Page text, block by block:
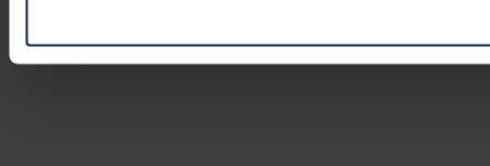
pueden combinarla con otra información que les haya